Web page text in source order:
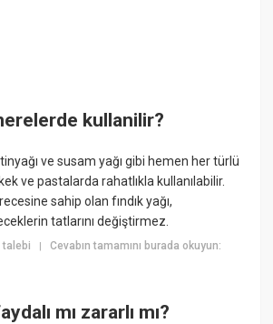
nerelerde kullanilir?
ve susam yağı gibi hemen her türlü
ve pastalarda rahatlıkla kullanılabilir.
sahip olan fındık yağı,
tatlarını değiştirmez.
talebi |Cevabın tamamını burada okuyun:
mı zararlı mı?